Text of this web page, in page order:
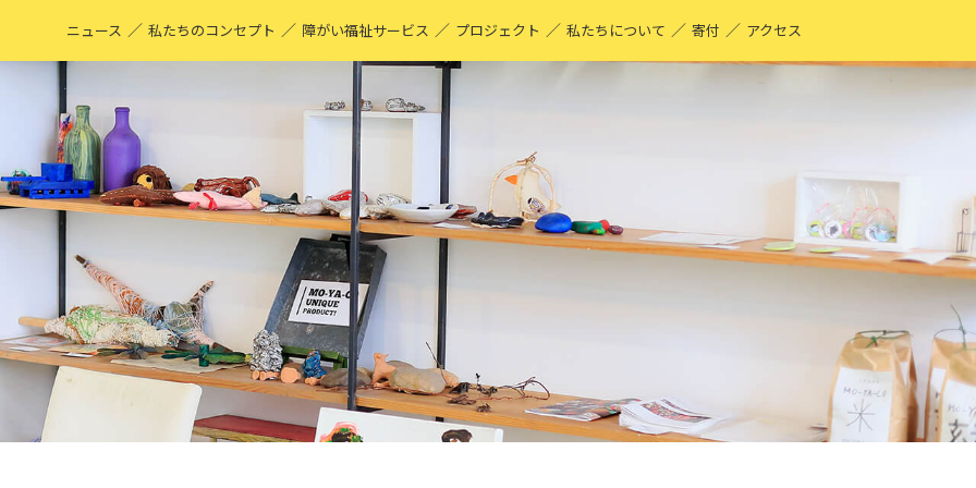
ニュース ／ 私たちのコンセプト ／ 障がい福祉サービス ／ プロジェクト
MO-YA-CO UNIQUE PRODUCT！
アーティストページ
MO-YA-CO キフ
／ 私たちについて ／ 寄付 ／ アクセス